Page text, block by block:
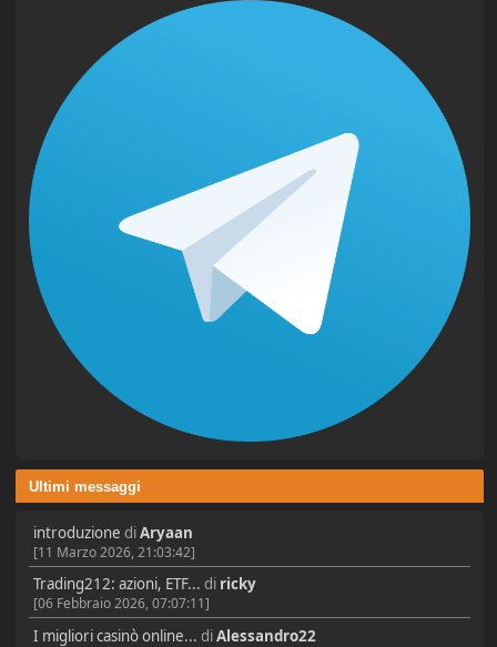
Ultimi messaggi
introduzione diAryaan
[11 Marzo 2026, 21:03:42]
Trading212: azioni, ETF... di ricky
[06 Febbraio 2026, 07:07:11]
I migliori casinò online... diAlessandro22